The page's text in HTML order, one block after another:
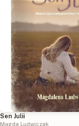
Sen Julii
Magda Ludwiczak